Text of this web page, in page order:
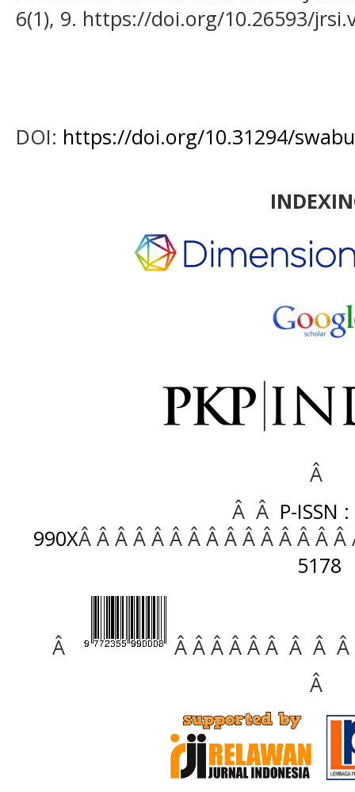
6(1), 9. https://doi.org/10.26593/
DOI: https://doi.org/10.31294/
Â
Â Â P-ISSN
990XÂ Â Â Â Â Â Â Â Â Â Â Â Â Â
5178
Â
Â Â Â Â Â Â Â Â
Â